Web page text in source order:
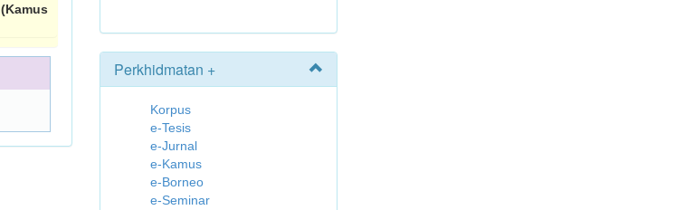
(Kamus
Perkhidmatan +
Korpus
e-Tesis
e-Jurnal
e-Kamus
e-Borneo
e-Seminar